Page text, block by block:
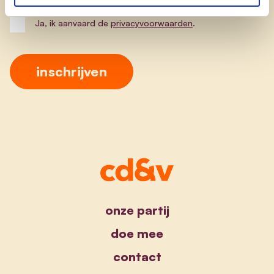
Ja, ik aanvaard de privacyvoorwaarden.
onze partij
doe mee
contact